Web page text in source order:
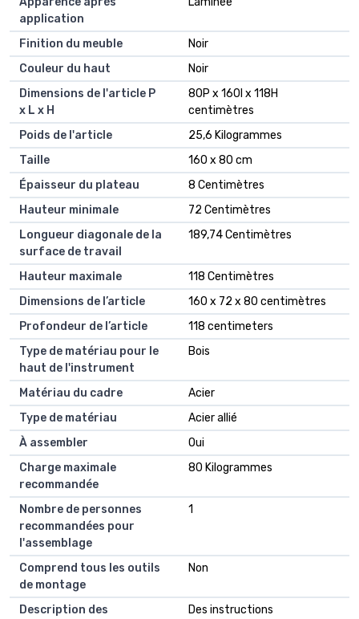
application
Finition du meuble
Noir
Couleur du haut
Noir
Dimensions de l'article P
x L x H
80P x 160l x 118H
centimètres
Poids de l'article
25,6 Kilogrammes
Taille
160 x 80 cm
Épaisseur du plateau
8 Centimètres
Hauteur minimale
72 Centimètres
Longueur diagonale de la
surface de travail
189,74 Centimètres
Hauteur maximale
118 Centimètres
Dimensions de l’article
160 x 72 x 80 centimètres
Profondeur de l’article
118 centimeters
Type de matériau pour le
haut de l'instrument
Bois
Matériau du cadre
Acier
Type de matériau
Acier allié
À assembler
Oui
Charge maximale
recommandée
80 Kilogrammes
Nombre de personnes
recommandées pour
l'assemblage
1
Comprend tous les outils
de montage
Non
Description des
Des instructions